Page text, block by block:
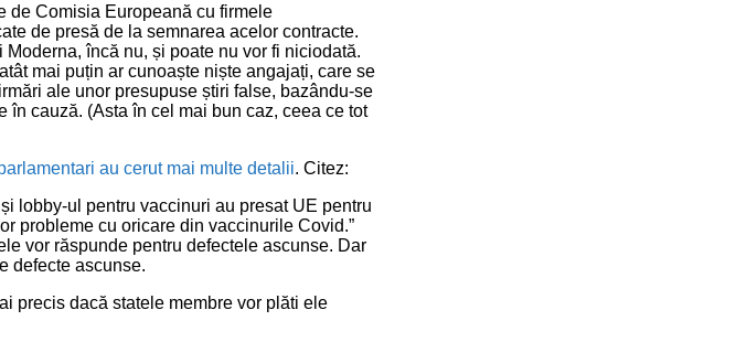
de Comisia Europeană cu firmele
de presă de la semnarea acelor contracte.
încă nu, și poate nu vor fi niciodată.
mai puțin ar cunoaște niște angajați, care se
ale unor presupuse știri false, bazându-se
cauză. (Asta în cel mai bun caz, ceea ce tot
au cerut mai multe detalii. Citez:
lobby-ul pentru vaccinuri au presat UE pentru
probleme cu oricare din vaccinurile Covid.”
vor răspunde pentru defectele ascunse. Dar
defecte ascunse.
precis dacă statele membre vor plăti ele